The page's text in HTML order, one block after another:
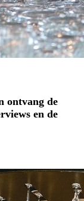
ontvang de
en de